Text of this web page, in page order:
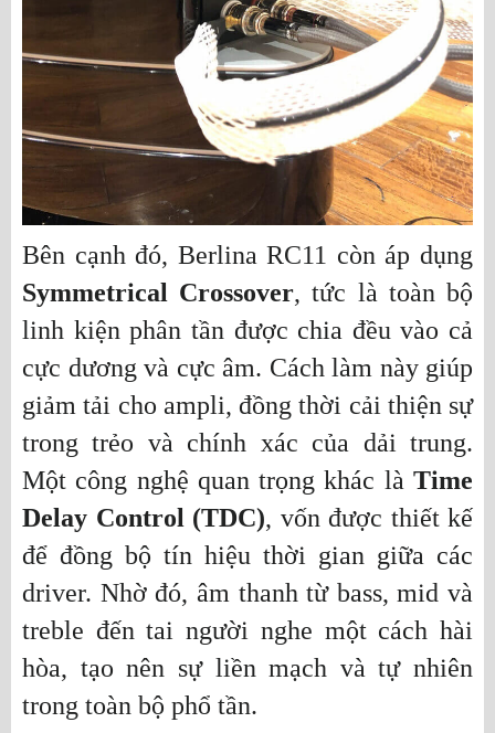
Bên cạnh đó, Berlina RC11 còn áp dụng
Symmetrical Crossover, tức là toàn bộ
linh kiện phân tần được chia đều vào cả
cực dương và cực âm. Cách làm này giúp
giảm tải cho ampli, đồng thời cải thiện sự
trong trẻo và chính xác của dải trung.
Một công nghệ quan trọng khác là Time
Delay Control (TDC), vốn được thiết kế
để đồng bộ tín hiệu thời gian giữa các
driver. Nhờ đó, âm thanh từ bass, mid và
treble đến tai người nghe một cách hài
hòa, tạo nên sự liền mạch và tự nhiên
trong toàn bộ phổ tần.